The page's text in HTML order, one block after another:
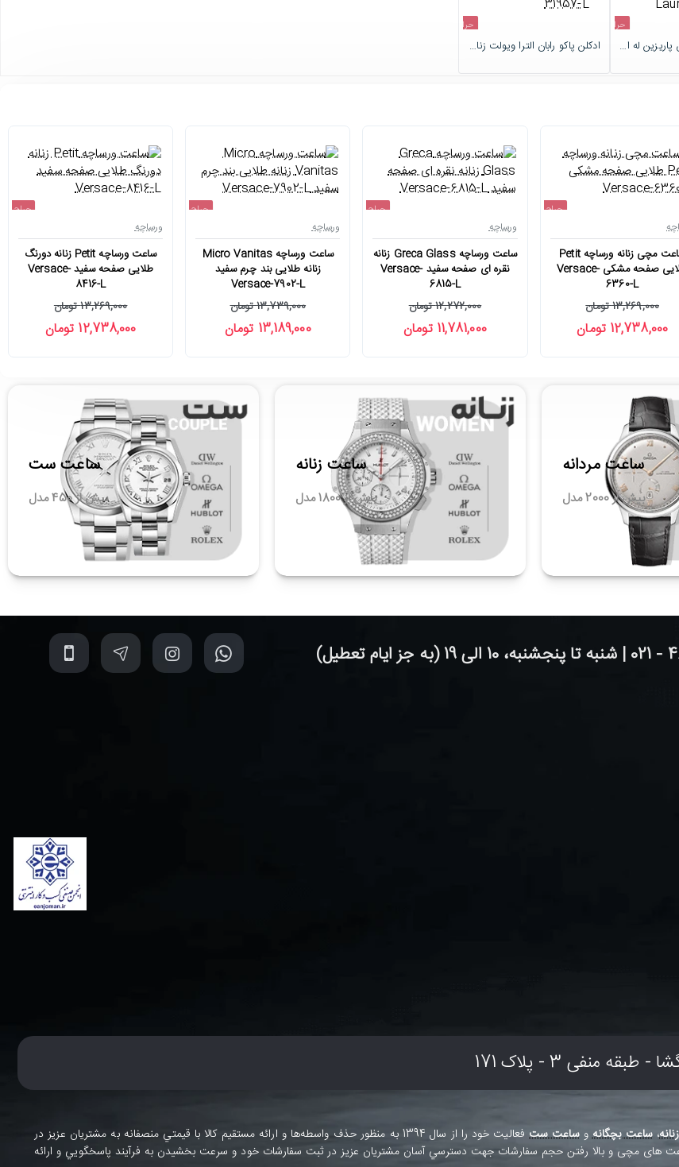
حراج
اتمام موجودی
ادکلن ایو سن لورن پاریزین له اکستریم 50 میل Yves Saint Laurent-31941-L
حراج
اتمام موجودی
ادکلن پاکو رابان الترا ویولت زنانه 80 میل Paco Rabanne-31957-L
حراج
-4%
ساعت مچی زنانه ورساچه Petit
طلایی صفحه مشکی Versace-
6360-L
12,738,000 تومان
13,269,000 تومان
حراج
-4%
ورساچه
ساعت ورساچه Greca Glass زنانه
نقره ای صفحه سفید Versace-
6815-L
11,781,000 تومان
12,272,000 تومان
حراج
-4%
ورساچه
ساعت ورساچه Micro Vanitas
زنانه طلایی بند چرم سفید
Versace-7902-L
13,189,000 تومان
13,739,000 تومان
حراج
-4%
ورساچه
ساعت ورساچه Petit زنانه دورنگ
طلایی صفحه سفید Versace-
8416-L
12,738,000 تومان
13,269,000 تومان
ساعت مردانه
بیش از 2000 مدل
ساعت زنانه
بیش از 1800 مدل
ساعت ست
بیش از 450 مدل
منفی 3 - پلاک 171
،ساعت بچگانهوساعت ست
فعاليت خود را از سال 1394 به منظور حذف واسطه‌ها و ارائه مستقيم کالا با قيمتي منصفانه به مشتريان عزيز در
های مچی و بالا رفتن حجم سفارشات جهت دسترسي آسان مشتريان عزيز در ثبت سفارشات خود و سرعت بخشيدن به فرآيند پاسخگويي و ارائه